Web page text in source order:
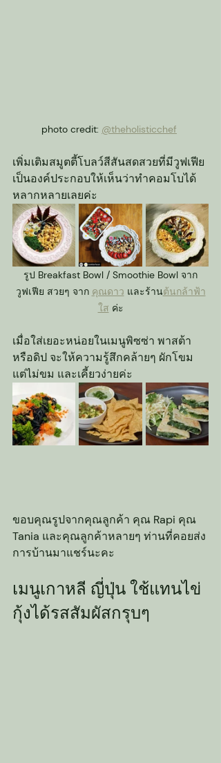
photo credit: @theholisticchef
เพิ่มเติมสมูตตี้โบลว์สีสันสดสวยที่มีวูฟเฟีย
เป็นองค์ประกอบให้เห็นว่าทำคอมโบได้
หลากหลายเลยค่ะ
รูป Breakfast Bowl / Smoothie Bowl จาก
วูฟเฟีย สวยๆ จาก คุณดาว และร้านต้นกล้าฟ้า
ใส ค่ะ
เมื่อใส่เยอะหน่อยในเมนูพิซซ่า พาสต้า
หรือดิป จะให้ความรู้สึกคล้ายๆ ผักโขม
แต่ไม่ขม และเคี้ยวง่ายค่ะ
ขอบคุณรูปจากคุณลูกค้า คุณ Rapi คุณ
Tania และคุณลูกค้าหลายๆ ท่านที่คอยส่ง
การบ้านมาแชร์นะคะ
เมนูเกาหลี ญี่ปุ่น ใช้แทนไข่
กุ้งได้รสสัมผัสกรุบๆ